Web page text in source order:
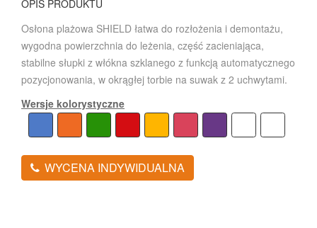
OPIS PRODUKTU
Osłona plażowa SHIELD łatwa do rozłożenia i demontażu,
wygodna powierzchnia do leżenia, część zacieniająca,
stabilne słupki z włókna szklanego z funkcją automatycznego
pozycjonowania, w okrągłej torbie na suwak z 2 uchwytami.
Wersje kolorystyczne
WYCENA INDYWIDUALNA